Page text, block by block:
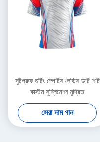
সুটপ্রুফ শুটিং স্পোর্টস লেডিস ডার্ট শার্ট
কাস্টম সুব্লিমেশন মুদ্রিত
সেরা দাম পান